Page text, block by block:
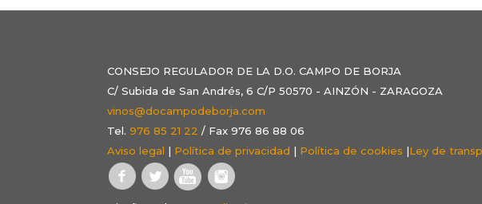
CONSEJO REGULADOR DE LA D.O. CAMPO DE BORJA
C/ Subida de San Andrés, 6 C/P 50570 - AINZÓN - ZARAGOZA
vinos@docampodeborja.com
Tel.976 85 21 22 / Fax 976 86 88 06
Aviso legal | Política de privacidad | Política de cookies |Ley de